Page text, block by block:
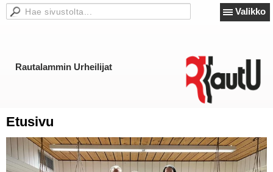
Valikko
Rautalammin Urheilijat
Etusivu